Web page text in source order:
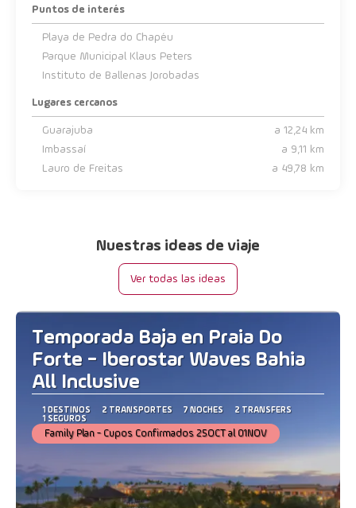
Puntos de interés
Playa de Pedra do Chapéu
Parque Municipal Klaus Peters
Instituto de Ballenas Jorobadas
Lugares cercanos
Guarajuba
a 12,24 km
Imbassaí
a 9,11 km
Lauro de Freitas
a 49,78 km
Nuestras ideas de viaje
Ver todas las ideas
Temporada Baja en Praia Do
Forte - Iberostar Waves Bahia
All Inclusive
1 DESTINOS 2 TRANSPORTES 7 NOCHES
2 TRANSFERS
1 SEGUROS
Family Plan - Cupos Confirmados 25OCT al 01NOV